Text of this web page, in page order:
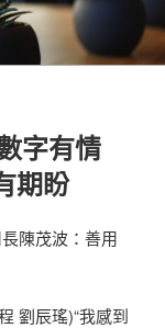
字有情
期盼
陳茂波：善用
劉辰瑤)“我感到